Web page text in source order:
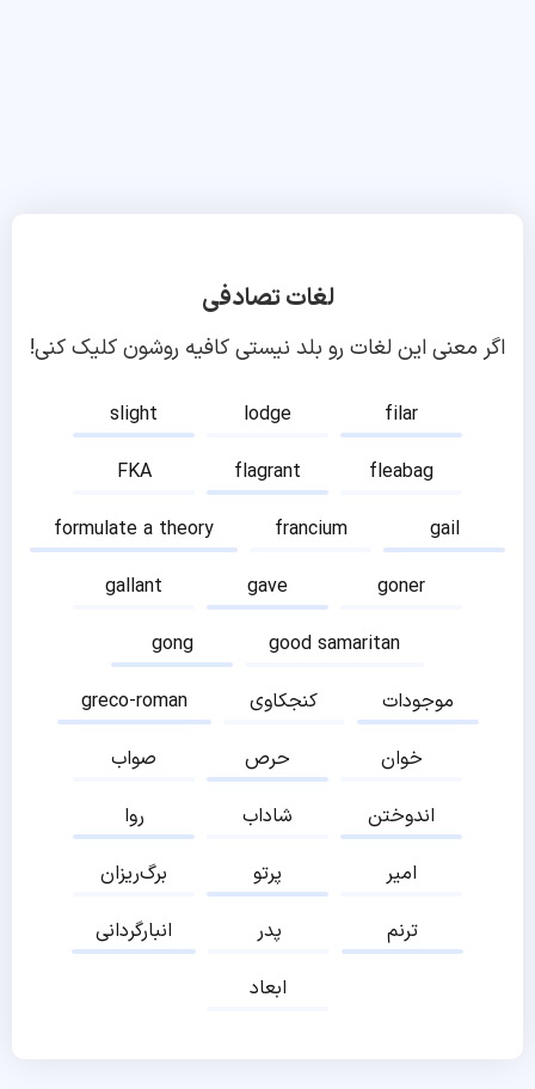
لغات تصادفی
اگر معنی این لغات رو بلد نیستی کافیه روشون کلیک کنی!
slight lodge
filar
FKA
flagrant
fleabag
formulate a theory
francium
gail
gallant
gave
goner
gong
good samaritan
greco-roman
کنجکاوی
موجودات
صواب
حرص
خوان
روا
شاداب
اندوختن
برگ‌ریزان
پرتو
امیر
انبارگردانی
پدر
ترنم
ابعاد